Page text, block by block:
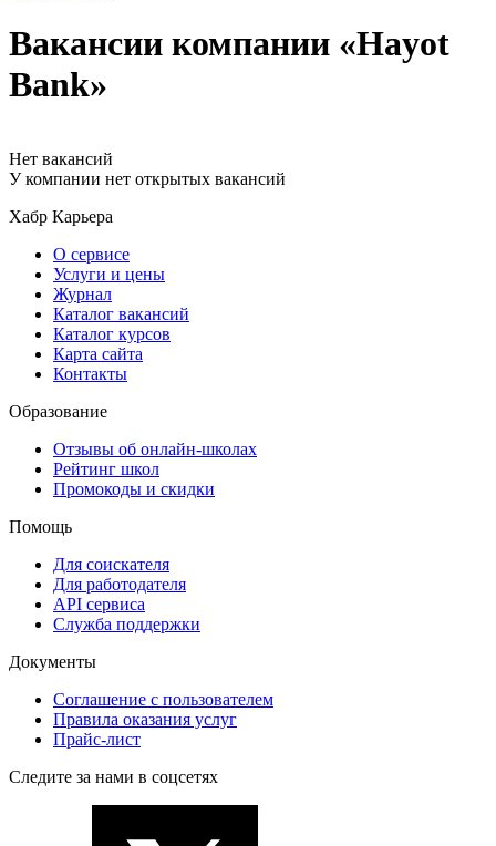
Вакансии компании «Hayot
Bank»
Нет вакансий
У компании нет открытых вакансий
Хабр Карьера
О сервисе
Услуги и цены
Журнал
Каталог вакансий
Каталог курсов
Карта сайта
Контакты
Образование
Отзывы об онлайн-школах
Рейтинг школ
Промокоды и скидки
Помощь
Для соискателя
Для работодателя
API сервиса
Служба поддержки
Документы
Соглашение с пользователем
Правила оказания услуг
Прайс-лист
Следите за нами в соцсетях